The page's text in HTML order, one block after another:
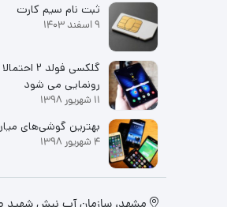
ثبت نام سیم کارت
9 اسفند 1403
رونمایی می شود
11 شهریور 1398
بهترین گوشی‌های
4 شهریور 1398